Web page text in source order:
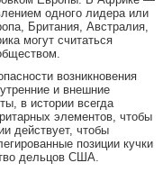
одного лидера или
Британия, Австралия,
могут считаться
возникновения
и внешние
в истории всегда
элементов, чтобы
действует, чтобы
позиции кучки
дельцов США.